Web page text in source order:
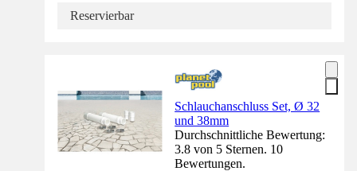
Reservierbar
Schlauchanschluss Set, Ø 32
und 38mm
Durchschnittliche Bewertung:
3.8 von 5 Sternen. 10
Bewertungen.